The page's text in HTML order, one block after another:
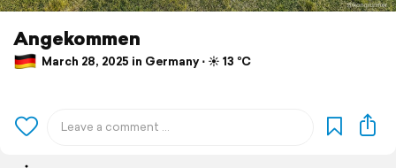
Angekommen
March 28, 2025 in Germany ⋅ ☀️ 13 °C